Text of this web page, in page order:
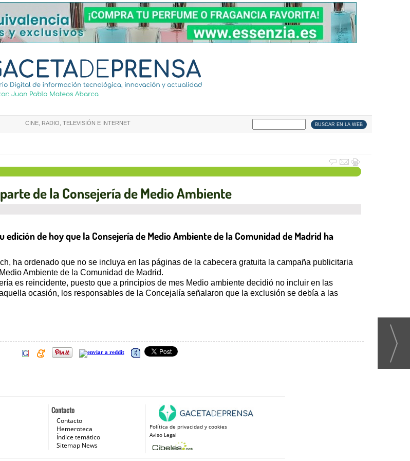
CINE, RADIO, TELEVISIÓN E INTERNET
de la Consejería de Medio Ambiente
de hoy que la Consejería de Medio Ambiente de la Comunidad de Madrid ha
ha ordenado que no se incluya en las páginas de la cabecera gratuita la campaña publicitaria
Ambiente de la Comunidad de Madrid.
es reincidente, puesto que a principios de mes Medio ambiente decidió no incluir en las
ocasión, los responsables de la Concejalía señalaron que la exclusión se debía a las
Contacto
Contacto
Hemeroteca
Índice temático
Sitemap News
Política de privacidad y cookies
Aviso Legal